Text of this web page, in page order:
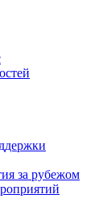
за рубежом